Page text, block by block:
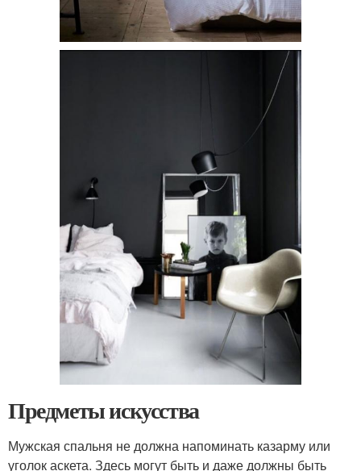
Предметы искусства
Мужская спальня не должна напоминать казарму или
уголок аскета. Здесь могут быть и даже должны быть